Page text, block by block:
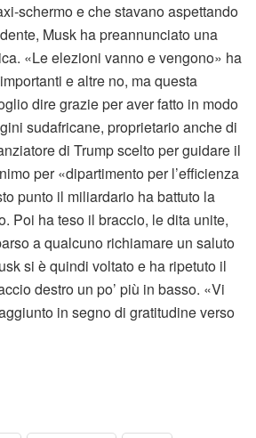
schermo e che stavano aspettando
Musk ha preannunciato una
«Le elezioni vanno e vengono» ha
e altre no, ma questa
dire grazie per aver fatto in modo
sudafricane, proprietario anche di
di Trump scelto per guidare il
per «dipartimento per l’efficienza
punto il miliardario ha battuto la
Poi ha teso il braccio, le dita unite,
a qualcuno richiamare un saluto
si è quindi voltato e ha ripetuto il
destro un po’ più in basso. «Vi
in segno di gratitudine verso